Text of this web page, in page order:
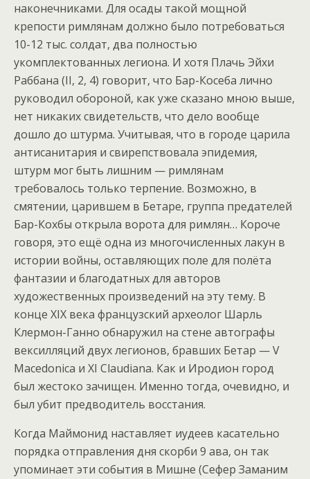
наконечниками. Для осады такой мощной
крепости римлянам должно было потребоваться
10-12 тыс. солдат, два полностью
укомплектованных легиона. И хотя Плачь Эйхи
Раббана (II, 2, 4) говорит, что Бар-Косеба лично
руководил обороной, как уже сказано мною выше,
нет никаких свидетельств, что дело вообще
дошло до штурма. Учитывая, что в городе царила
антисанитария и свирепствовала эпидемия,
штурм мог быть лишним — римлянам
требовалось только терпение. Возможно, в
смятении, царившем в Бетаре, группа предателей
Бар-Кохбы открыла ворота для римлян… Короче
говоря, это ещё одна из многочисленных лакун в
истории войны, оставляющих поле для полёта
фантазии и благодатных для авторов
художественных произведений на эту тему. В
конце XIX века французский археолог Шарль
Клермон-Ганно обнаружил на стене автографы
вексилляций двух легионов, бравших Бетар — V
Macedonica и XI Claudiana. Как и Иродион город
был жестоко зачищен. Именно тогда, очевидно, и
был убит предводитель восстания.
Когда Маймонид наставляет иудеев касательно
порядка отправления дня скорби 9 ава, он так
упоминает эти события в Мишне (Сефер Заманим